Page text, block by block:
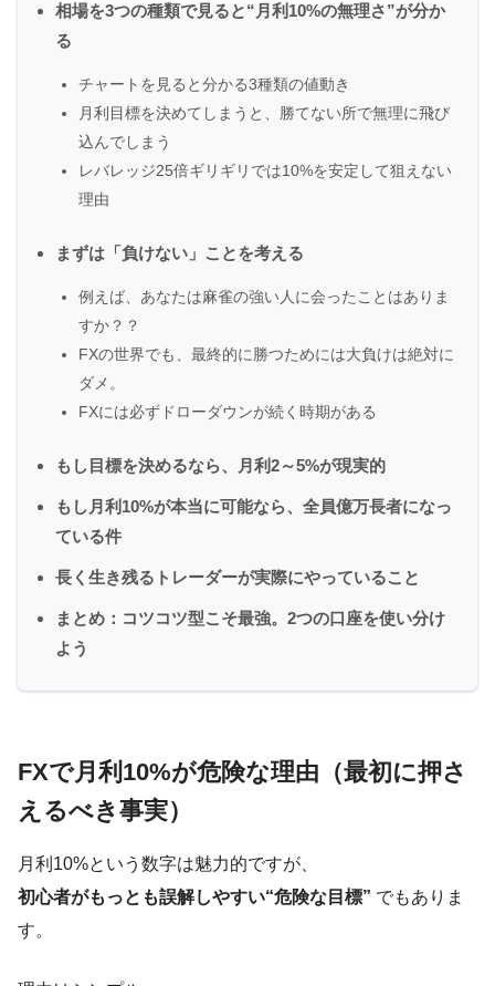
相場を3つの種類で見ると“月利10%の無理さ”が分か
る
チャートを見ると分かる3種類の値動き
月利目標を決めてしまうと、勝てない所で無理に飛び
込んでしまう
レバレッジ25倍ギリギリでは10%を安定して狙えない
理由
まずは「負けない」ことを考える
例えば、あなたは麻雀の強い人に会ったことはありま
すか？？
FXの世界でも、最終的に勝つためには大負けは絶対に
ダメ。
FXには必ずドローダウンが続く時期がある
もし目標を決めるなら、月利2～5%が現実的
もし月利10%が本当に可能なら、全員億万長者になっ
ている件
長く生き残るトレーダーが実際にやっていること
まとめ：コツコツ型こそ最強。2つの口座を使い分け
よう
FXで月利10%が危険な理由（最初に押さ
えるべき事実）
月利10%という数字は魅力的ですが、
初心者がもっとも誤解しやすい“危険な目標” でもありま
す。